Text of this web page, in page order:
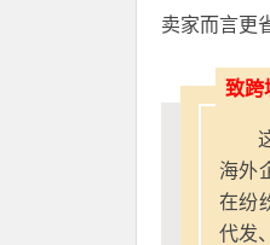
卖家而言更
致跨
海外
在纷
代发